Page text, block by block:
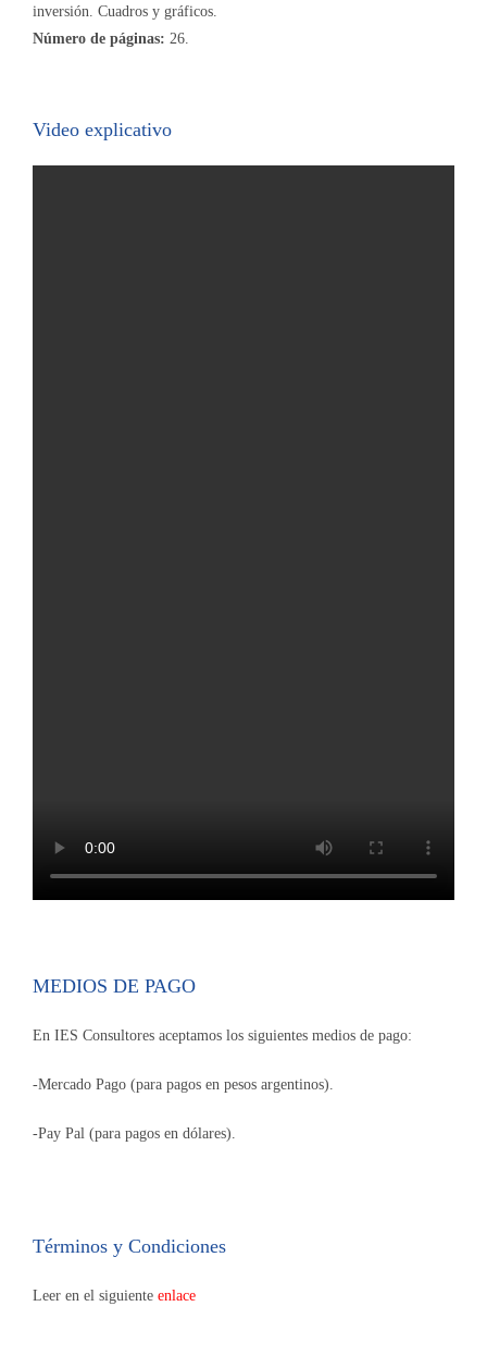
inversión. Cuadros y gráficos.
Número de páginas: 26.
Video explicativo
MEDIOS DE PAGO
En IES Consultores aceptamos los siguientes medios de pago:
-Mercado Pago (para pagos en pesos argentinos).
-Pay Pal (para pagos en dólares).
Términos y Condiciones
Leer en el siguiente enlace